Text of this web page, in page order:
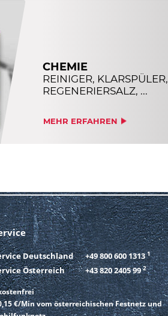
CHEMIE
REINIGER, KLARSPÜLER,
REGENERIERSALZ, ...
MEHR ERFAHREN
Deutschland +49 800 600 1313 1
Österreich +43 820 2405 99 2
€/Min vom österreichischen Festnetz und